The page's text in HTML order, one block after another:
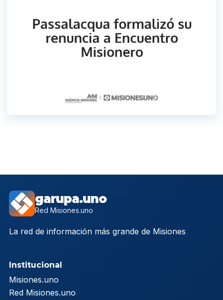
garupa.uno
Red Misiones.uno
La red de información más grande de Misiones
Institucional
Misiones.uno
Red Misiones.uno